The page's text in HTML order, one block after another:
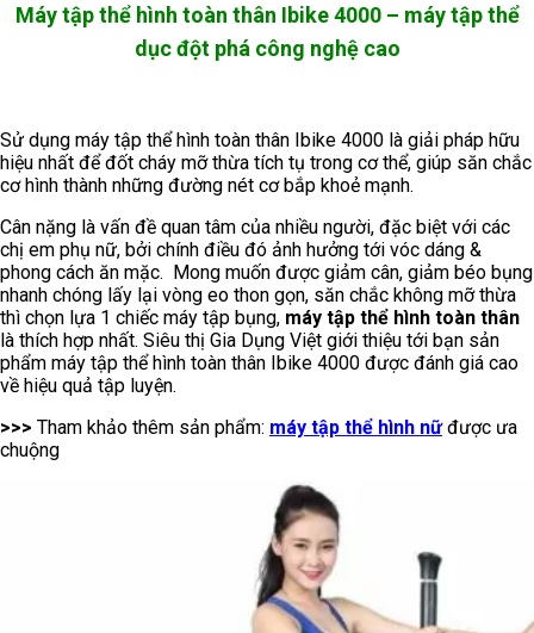
Máy tập thể hình toàn thân Ibike 4000 – máy tập thể
dục đột phá công nghệ cao
Sử dụng máy tập thể hình toàn thân Ibike 4000 là giải pháp hữu
hiệu nhất để đốt cháy mỡ thừa tích tụ trong cơ thể, giúp săn chắc
cơ hình thành những đường nét cơ bắp khoẻ mạnh.
Cân nặng là vấn đề quan tâm của nhiều người, đặc biệt với các
chị em phụ nữ, bởi chính điều đó ảnh hưởng tới vóc dáng &
phong cách ăn mặc. Mong muốn được giảm cân, giảm béo bụng
nhanh chóng lấy lại vòng eo thon gọn, săn chắc không mỡ thừa
thì chọn lựa 1 chiếc máy tập bụng, máy tập thể hình toàn thân
là thích hợp nhất. Siêu thị Gia Dụng Việt giới thiệu tới bạn sản
phẩm máy tập thể hình toàn thân Ibike 4000 được đánh giá cao
về hiệu quả tập luyện.
>>> Tham khảo thêm sản phẩm: máy tập thể hình nữđược ưa
chuộng